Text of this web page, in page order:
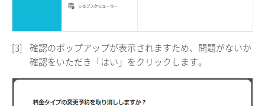
[3]
確認のポップアップが表示されますため、問題がないか
確認をいただき「はい」をクリックします。